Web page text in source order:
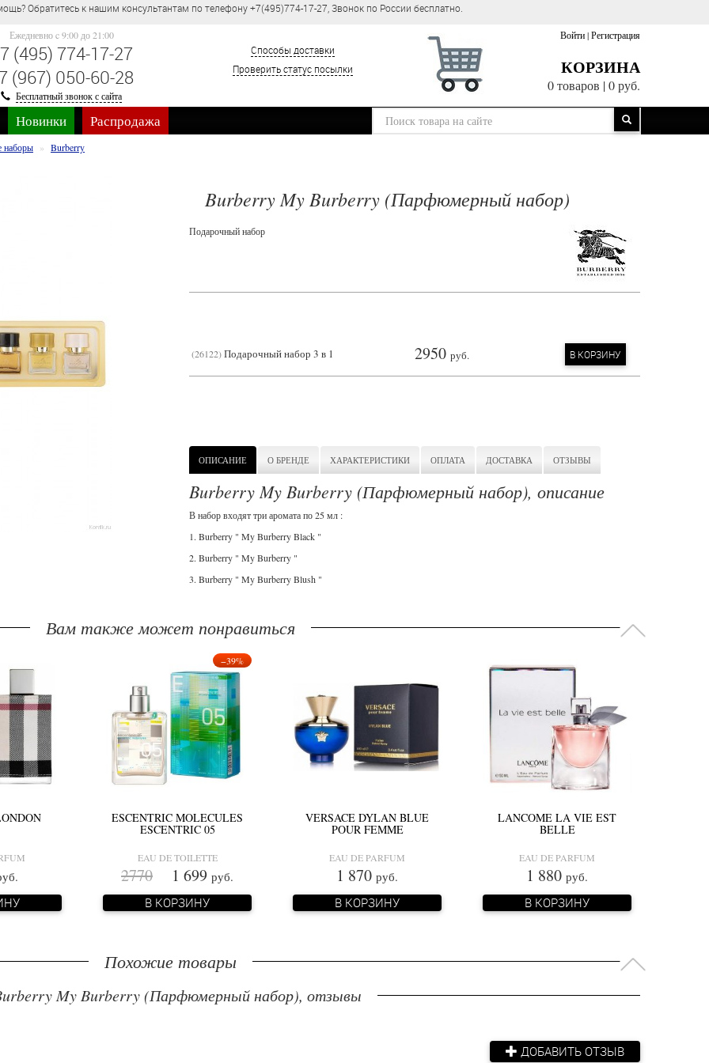
Обратитесь к нашим консультантам по телефону +7(495)774-17-27, Звонок по России бесплатно.
Ежедневно c 9:00 до 21:00
(495) 774-17-27
(967) 050-60-28
Бесплатный звонок с сайта
Способы доставки
Проверить статус посылки
Войти|Регистрация
КОРЗИНА
0 товаров |0 руб.
Новинки Распродажа
Burberry
Burberry My Burberry (Парфюмерный набор)
Подарочный набор
26122 Подарочный набор 3 в 1 2950 руб. В КОРЗИНУ
ОПИСАНИЕ О БРЕНДЕ ХАРАКТЕРИСТИКИ ОПЛАТА ДОСТАВКА ОТЗЫВЫ
Burberry My Burberry (Парфюмерный набор), описание
В набор входят три аромата по 25 мл :
1. Burberry " My Burberry Black "
2. Burberry " My Burberry "
3. Burberry " My Burberry Blush "
Вам также может понравиться
−39%
ESCENTRIC MOLECULES
ESCENTRIC 05
EAU DE TOILETTE
2770 1 699 руб.
В КОРЗИНУ
VERSACE DYLAN BLUE
POUR FEMME
EAU DE PARFUM
1 870 руб.
В КОРЗИНУ
LANCOME LA VIE EST
BELLE
EAU DE PARFUM
1 880 руб.
В КОРЗИНУ
Похожие товары
My Burberry (Парфюмерный набор), отзывы
ДОБАВИТЬ ОТЗЫВ